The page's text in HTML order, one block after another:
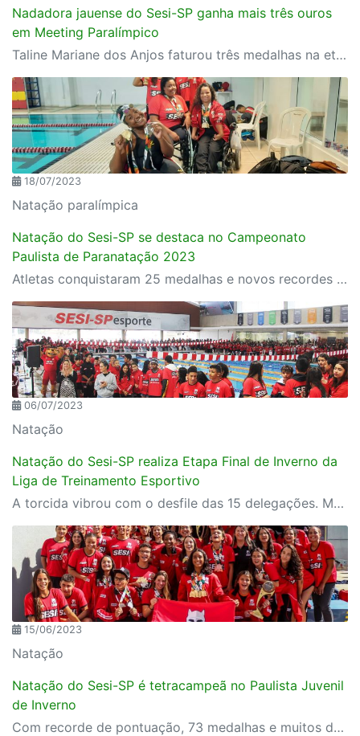
Nadadora jauense do Sesi-SP ganha mais três ouros
em Meeting Paralímpico
Taline Mariane dos Anjos faturou três medalhas na etapa da competição disputada em Belo Horizonte
18/07/2023
Natação paralímpica
Natação do Sesi-SP se destaca no Campeonato
Paulista de Paranatação 2023
Atletas conquistaram 25 medalhas e novos recordes paulista
06/07/2023
Natação
Natação do Sesi-SP realiza Etapa Final de Inverno da
Liga de Treinamento Esportivo
A torcida vibrou com o desfile das 15 delegações. Mais de 350 atletas disputaram as competições divididas por categorias mirim, petiz, infantil e juvenil.
15/06/2023
Natação
Natação do Sesi-SP é tetracampeã no Paulista Juvenil
de Inverno
Com recorde de pontuação, 73 medalhas e muitos destaques individuais e coletivo durante os três dias de competição.